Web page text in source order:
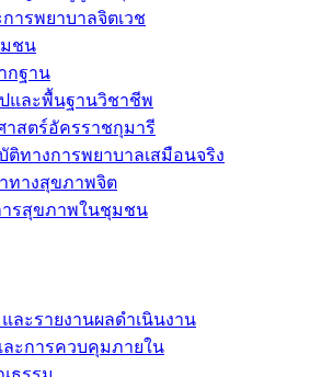
ารพยาบาลจิตเวช
ชน
กฐาน
และพื้นฐานวิชาชีพ
สตร์อัครราชกุมารี
ทางการพยาบาลเสมือนจริง
ทางสุขภาพจิต
ารสุขภาพในชุมชน
ละรายงานผลดำเนินงาน
ละการควบคุมภายใน